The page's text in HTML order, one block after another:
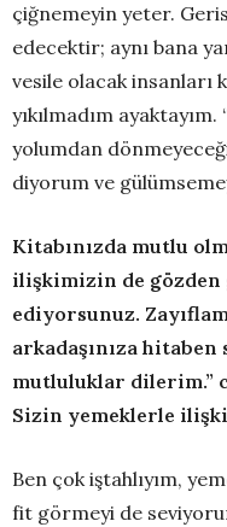
çiğnemeyin yeter.
edecektir; aynı bana
vesile olacak insanları
yıkılmadım
yolumdan
diyorum ve
Kitabınızda mutlu
ilişkimizin de
ediyorsunuz.
arkadaşınıza
mutluluklar dilerim.”
Sizin yemeklerle
Ben çok iştahlıyım,
fit görmeyi de